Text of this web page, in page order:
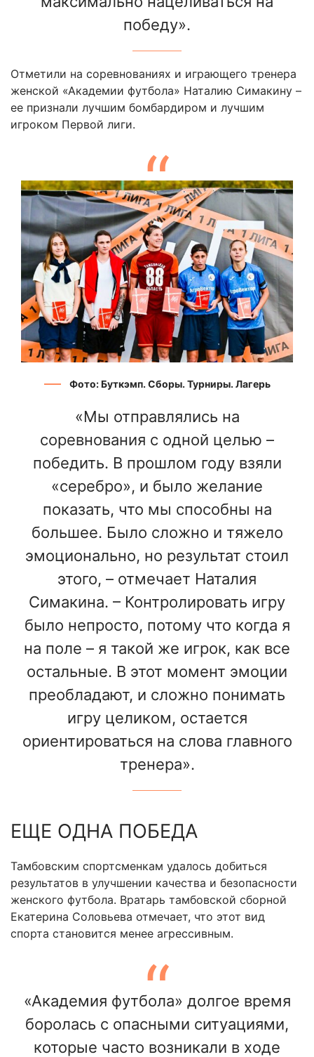
победу».
Отметили на соревнованиях и играющего тренера
женской «Академии футбола» Наталию Симакину –
ее признали лучшим бомбардиром и лучшим
игроком Первой лиги.
Фото: Буткэмп. Сборы. Турниры. Лагерь
«Мы отправлялись на
соревнования с одной целью –
победить. В прошлом году взяли
«серебро», и было желание
показать, что мы способны на
большее. Было сложно и тяжело
эмоционально, но результат стоил
этого, – отмечает Наталия
Симакина. – Контролировать игру
было непросто, потому что когда я
на поле – я такой же игрок, как все
остальные. В этот момент эмоции
преобладают, и сложно понимать
игру целиком, остается
ориентироваться на слова главного
тренера».
ЕЩЕ ОДНА ПОБЕДА
Тамбовским спортсменкам удалось добиться
результатов в улучшении качества и безопасности
женского футбола. Вратарь тамбовской сборной
Екатерина Соловьева отмечает, что этот вид
спорта становится менее агрессивным.
«Академия футбола» долгое время
боролась с опасными ситуациями,
которые часто возникали в ходе